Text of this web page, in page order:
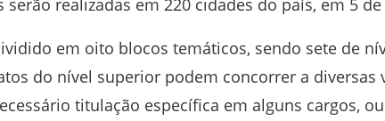
serão realizadas em 220 cidades do país, em 5
em oito blocos temáticos, sendo sete de
do nível superior podem concorrer a diversas
titulação específica em alguns cargos,